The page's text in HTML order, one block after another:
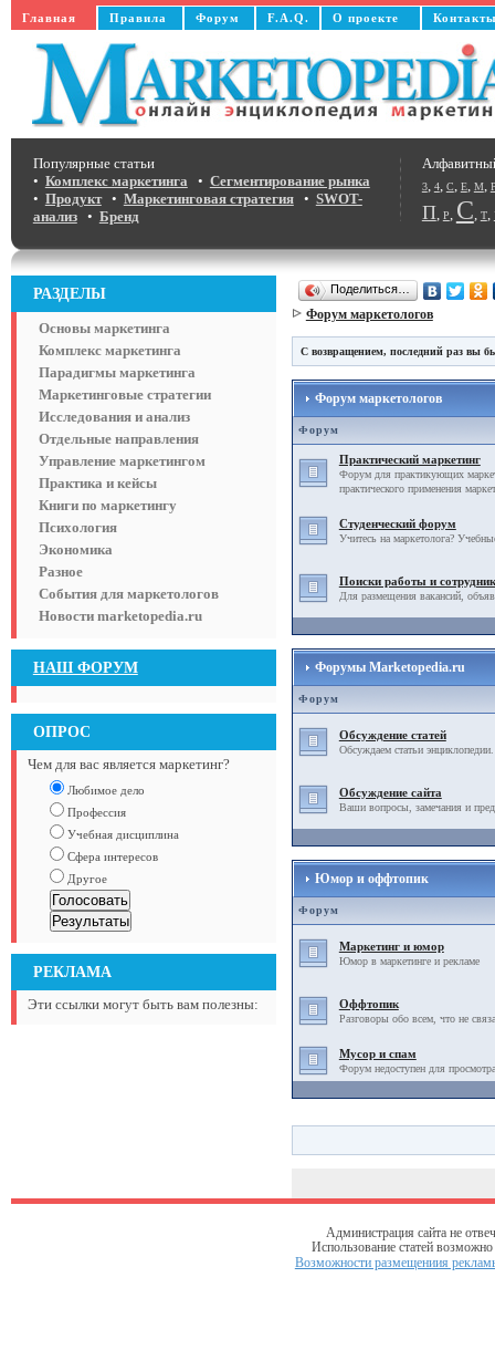
Главная Правила Форум F.A.Q. О проекте
3, 4, C, E, M,
П, Р, С, Т,
Популярные статьи
• Комплекс маркетинга • Сегментирование рынка
• Продукт• Маркетинговая стратегия• SWOT-
анализ• Бренд
РАЗДЕЛЫ
Основы маркетинга
Комплекс маркетинга
Парадигмы маркетинга
Маркетинговые стратегии
Исследования и анализ
Отдельные направления
Управление маркетингом
Практика и кейсы
Книги по маркетингу
Психология
Экономика
Разное
События для маркетологов
Новости marketopedia.ru
НАШ ФОРУМ
ОПРОС
Чем для вас является маркетинг?
Любимое дело
Профессия
Учебная дисциплина
Сфера интересов
Другое
РЕКЛАМА
Эти ссылки могут быть вам полезны:
Поделиться…
Форум маркетологов
С возвращением, последний раз вы
Форум маркетологов
Форум
Практический маркетинг
Форум для практикующих
практического применения
Студенческий форум
Учитесь на маркетолога?
Поиски работы и
Для размещения вакансий,
Форумы Marketopedia.ru
Форум
Обсуждение статей
Обсуждаем статьи энциклопедии.
Обсуждение сайта
Ваши вопросы, замечания и
Юмор и оффтопик
Форум
Маркетинг и юмор
Юмор в маркетинге и рекламе
Оффтопик
Разговоры обо всем, что не
Мусор и спам
Форум недоступен для
Администрация сайта не
Использование статей
Возможности размещениия